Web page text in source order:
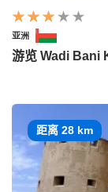
亚洲
游览 Wadi Bani
距离 28 km